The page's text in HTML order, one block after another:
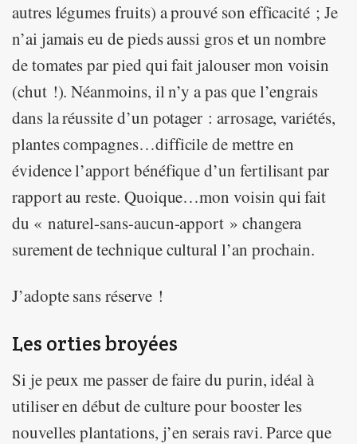
autres légumes fruits) a prouvé son efficacité ; Je
n’ai jamais eu de pieds aussi gros et un nombre
de tomates par pied qui fait jalouser mon voisin
(chut !). Néanmoins, il n’y a pas que l’engrais
dans la réussite d’un potager : arrosage, variétés,
plantes compagnes…difficile de mettre en
évidence l’apport bénéfique d’un fertilisant par
rapport au reste. Quoique…mon voisin qui fait
du « naturel-sans-aucun-apport » changera
surement de technique cultural l’an prochain.
J’adopte sans réserve !
Les orties broyées
Si je peux me passer de faire du purin, idéal à
utiliser en début de culture pour booster les
nouvelles plantations, j’en serais ravi. Parce que